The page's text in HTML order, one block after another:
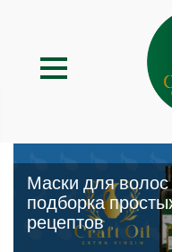
Маски для
подборка
рецептов
;